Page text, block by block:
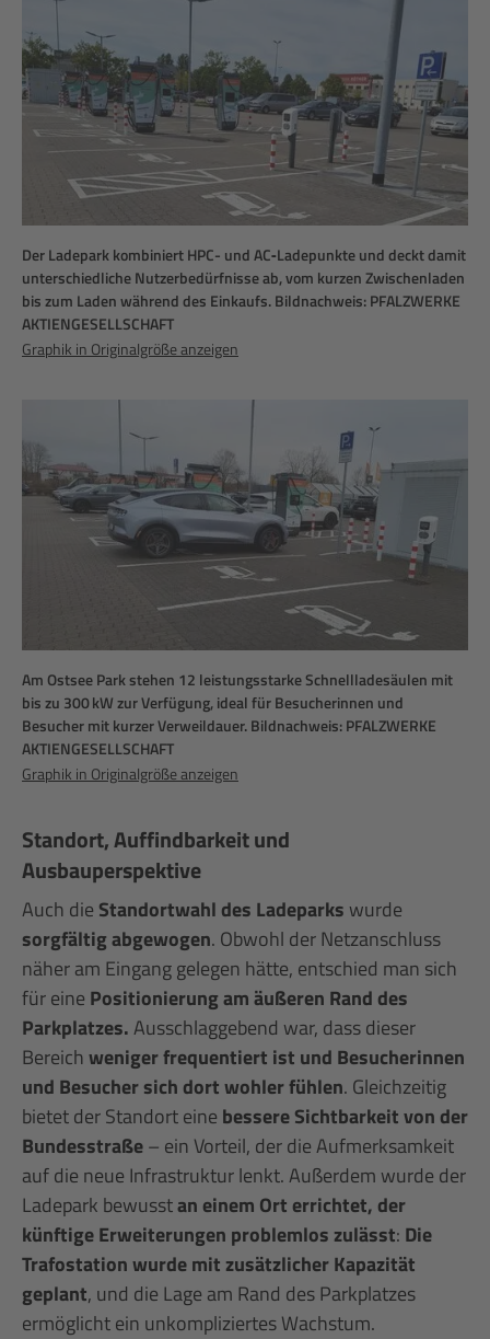
Der Ladepark kombiniert HPC- und AC‑Ladepunkte und deckt damit
unterschiedliche Nutzerbedürfnisse ab, vom kurzen Zwischenladen
bis zum Laden während des Einkaufs. Bildnachweis: PFALZWERKE
AKTIENGESELLSCHAFT
Graphik in Originalgröße anzeigen
Am Ostsee Park stehen 12 leistungsstarke Schnellladesäulen mit
bis zu 300 kW zur Verfügung, ideal für Besucherinnen und
Besucher mit kurzer Verweildauer. Bildnachweis: PFALZWERKE
AKTIENGESELLSCHAFT
Graphik in Originalgröße anzeigen
Standort, Auffindbarkeit und
Ausbauperspektive
Auch die Standortwahl des Ladeparkswurde
sorgfältig abgewogen. Obwohl der Netzanschluss
näher am Eingang gelegen hätte, entschied man sich
für eine Positionierung am äußeren Rand des
Parkplatzes.Ausschlaggebend war, dass dieser
Bereichweniger frequentiert ist und Besucherinnen
und Besucher sich dort wohler fühlen. Gleichzeitig
bietet der Standort eine bessere Sichtbarkeit von der
Bundesstraße– ein Vorteil, der die Aufmerksamkeit
auf die neue Infrastruktur lenkt. Außerdem wurde der
Ladepark bewusstan einem Ort errichtet, der
künftige Erweiterungen problemlos zulässt: Die
Trafostation wurde mit zusätzlicher Kapazität
geplant, und die Lage am Rand des Parkplatzes
ermöglicht ein unkompliziertes Wachstum.